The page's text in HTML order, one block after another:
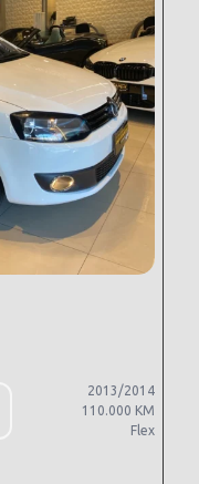
2013/2014
110.000 KM
Flex